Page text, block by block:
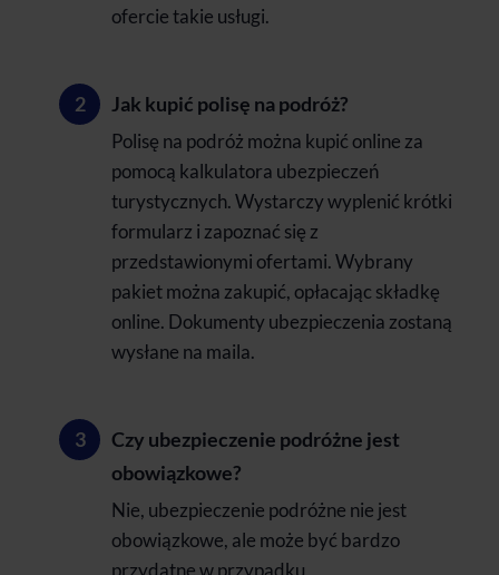
ofercie takie usługi.
Jak kupić polisę na podróż?
Polisę na podróż można kupić online za
pomocą kalkulatora ubezpieczeń
turystycznych. Wystarczy wyplenić krótki
formularz i zapoznać się z
przedstawionymi ofertami. Wybrany
pakiet można zakupić, opłacając składkę
online. Dokumenty ubezpieczenia zostaną
wysłane na maila.
Czy ubezpieczenie podróżne jest
obowiązkowe?
Nie, ubezpieczenie podróżne nie jest
obowiązkowe, ale może być bardzo